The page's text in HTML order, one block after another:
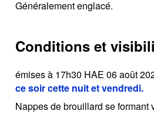
Généralement englacé.
Conditions et
émises à 17h30 HAE 06 août
ce soir cette nuit et vendredi.
Nappes de brouillard se formant